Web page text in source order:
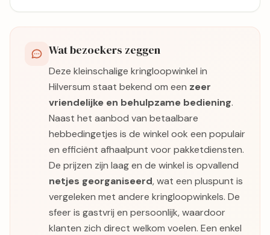
Wat bezoekers zeggen
Deze kleinschalige kringloopwinkel in
Hilversum staat bekend om een zeer
vriendelijke en behulpzame bediening.
Naast het aanbod van betaalbare
hebbedingetjes is de winkel ook een populair
en efficiënt afhaalpunt voor pakketdiensten.
De prijzen zijn laag en de winkel is opvallend
netjes georganiseerd, wat een pluspunt is
vergeleken met andere kringloopwinkels. De
sfeer is gastvrij en persoonlijk, waardoor
klanten zich direct welkom voelen. Een enkel